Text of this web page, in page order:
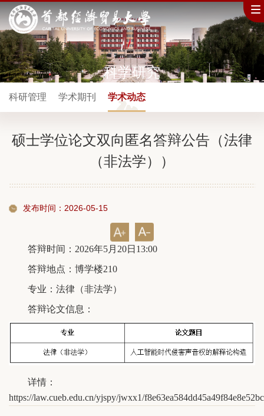
科学研究
科研管理 学术期刊 学术动态
硕士学位论文双向匿名答辩公告（法律
（非法学））
发布时间：2026-05-15
答辩时间：2026年5月20日13:00
答辩地点：博学楼210
专业：法律（非法学）
答辩论文信息：
详情：
https://law.cueb.edu.cn/yjspy/jwxx1/